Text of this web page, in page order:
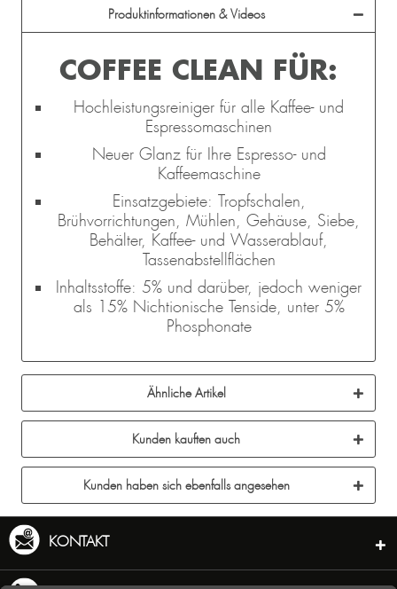
Produktinformationen & Videos
COFFEE CLEAN FÜR:
Hochleistungsreiniger für alle Kaffee- und
Espressomaschinen
Neuer Glanz für Ihre Espresso- und
Kaffeemaschine
Einsatzgebiete: Tropfschalen,
Brühvorrichtungen, Mühlen, Gehäuse, Siebe,
Behälter, Kaffee- und Wasserablauf,
Tassenabstellflächen
Inhaltsstoffe: 5% und darüber, jedoch weniger
als 15% Nichtionische Tenside, unter 5%
Phosphonate
Ähnliche Artikel
Kunden kauften auch
Kunden haben sich ebenfalls angesehen
KONTAKT